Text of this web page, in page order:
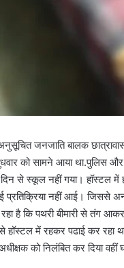
जनजाति बालक
को सामने आया था.पुलिस और
से स्कूल नहीं गया। हॉस्टल में
प्रतिक्रिया नहीं आई।
है कि पथरी बीमारी से तंग
से हॉस्टल में रहकर पढाई कर
को निलंबित कर दिया